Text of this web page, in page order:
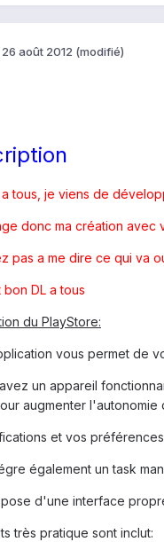
26 août 2012 (modifié)
tous, je viens de
donc ma création avec
pas a me dire ce qui va
DL a tous
du PlayStore:
vous permet de
un appareil
augmenter l'autonomie
et vos
également un task
d'une interface
très pratique sont inclut: